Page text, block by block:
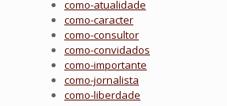
como-atualidade
como-caracter
como-consultor
como-convidados
como-importante
como-jornalista
como-liberdade